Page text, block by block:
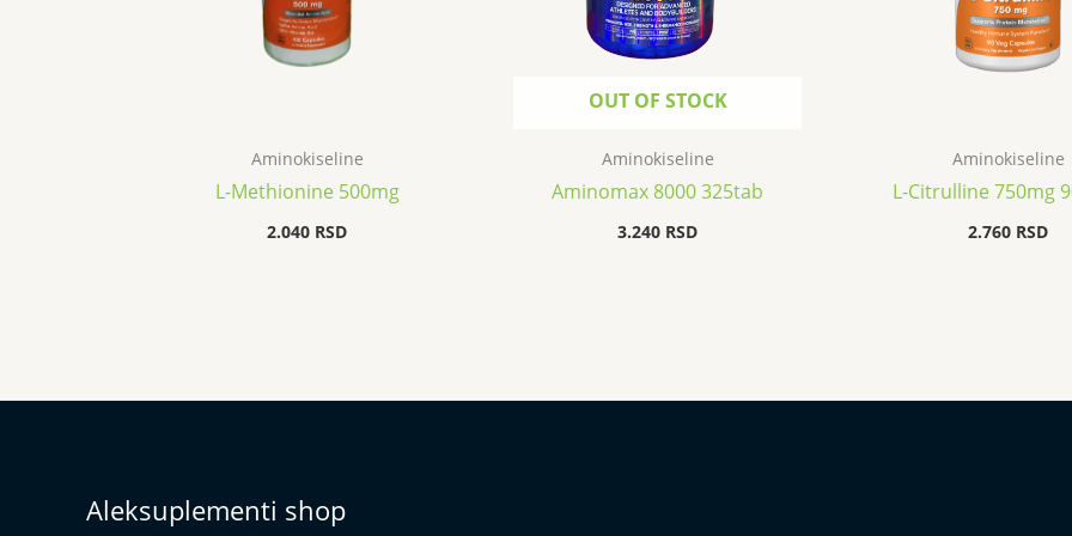
Aminokiseline
L-Methionine 500mg
2.040 RSD
OUT OF STOCK
Aminokiseline
Aminomax 8000 325tab
3.240 RSD
Aminokiseline
L-Citrulline 750mg
2.760 RSD
Aleksuplementi shop